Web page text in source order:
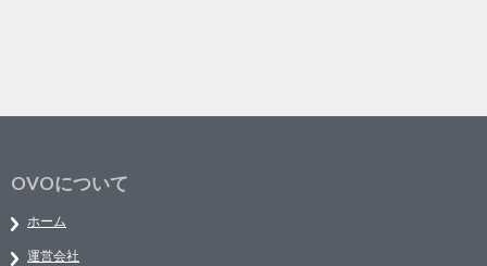
OVOについて
ホーム
運営会社